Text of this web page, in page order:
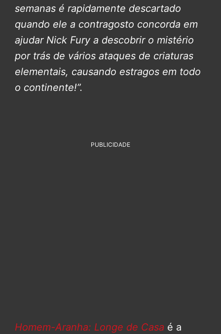
semanas é rapidamente descartado
quando ele a contragosto concorda em
ajudar Nick Fury a descobrir o mistério
por trás de vários ataques de criaturas
elementais, causando estragos em todo
o continente!”.
PUBLICIDADE
Homem-Aranha: Longe de Casa é a